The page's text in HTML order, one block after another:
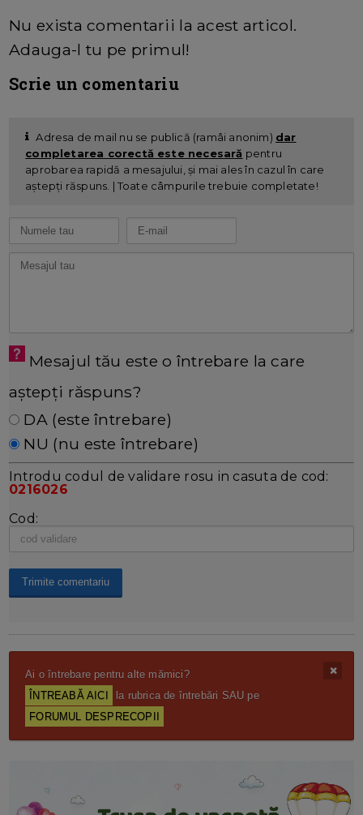
Nu exista comentarii la acest articol.
Adauga-l tu pe primul!
Scrie un comentariu
Adresa de mail nu se publică (ramâi anonim) dar
completarea corectă este necesară pentru
aprobarea rapidă a mesajului, și mai ales în cazul în care
aștepți răspuns. | Toate câmpurile trebuie completate!
Mesajul tău este o întrebare la care
aștepți răspuns?
DA (este întrebare)
NU (nu este întrebare)
Introdu codul de validare rosu in casuta de cod:
0216026
Cod:
Ai o întrebare pentru alte mămici?
ÎNTREABĂ AICI
la rubrica de întrebări SAU pe
FORUMUL DESPRECOPII